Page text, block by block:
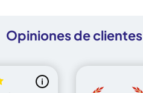
Opiniones de clientes